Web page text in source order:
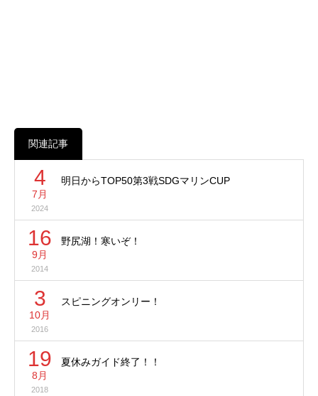
関連記事
4
7月
2024
明日からTOP50第3戦SDGマリンCUP
16
9月
2014
野尻湖！寒いぞ！
3
10月
2016
スピニングオンリー！
19
8月
2018
夏休みガイド終了！！